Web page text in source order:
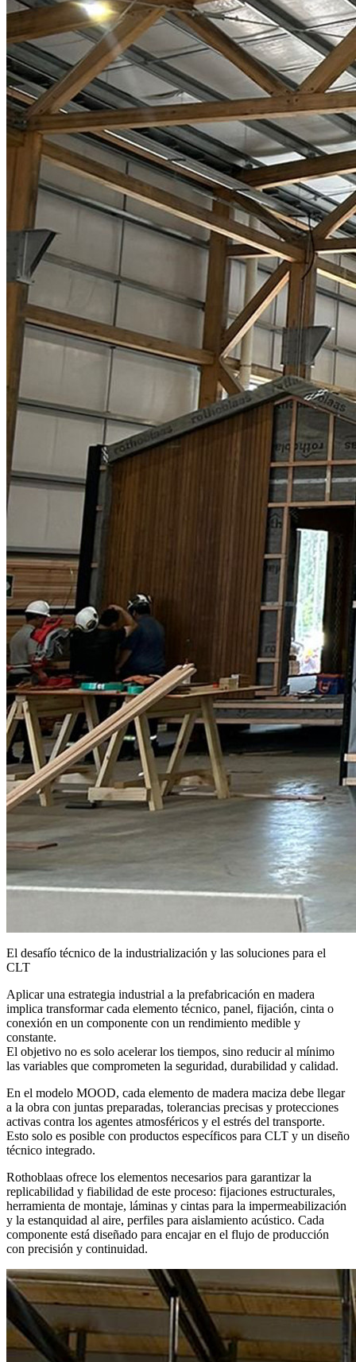
El desafío técnico de la industrialización y las soluciones para el
CLT
Aplicar una estrategia industrial a la prefabricación en madera
implica transformar cada elemento técnico, panel, fijación, cinta o
conexión en un componente con un rendimiento medible y
constante.
El objetivo no es solo acelerar los tiempos, sino reducir al mínimo
las variables que comprometen la seguridad, durabilidad y calidad.
En el modelo MOOD, cada elemento de madera maciza debe llegar
a la obra con juntas preparadas, tolerancias precisas y protecciones
activas contra los agentes atmosféricos y el estrés del transporte.
Esto solo es posible con productos específicos para CLT y un diseño
técnico integrado.
Rothoblaas ofrece los elementos necesarios para garantizar la
replicabilidad y fiabilidad de este proceso: fijaciones estructurales,
herramienta de montaje, láminas y cintas para la impermeabilización
y la estanquidad al aire, perfiles para aislamiento acústico. Cada
componente está diseñado para encajar en el flujo de producción
con precisión y continuidad.